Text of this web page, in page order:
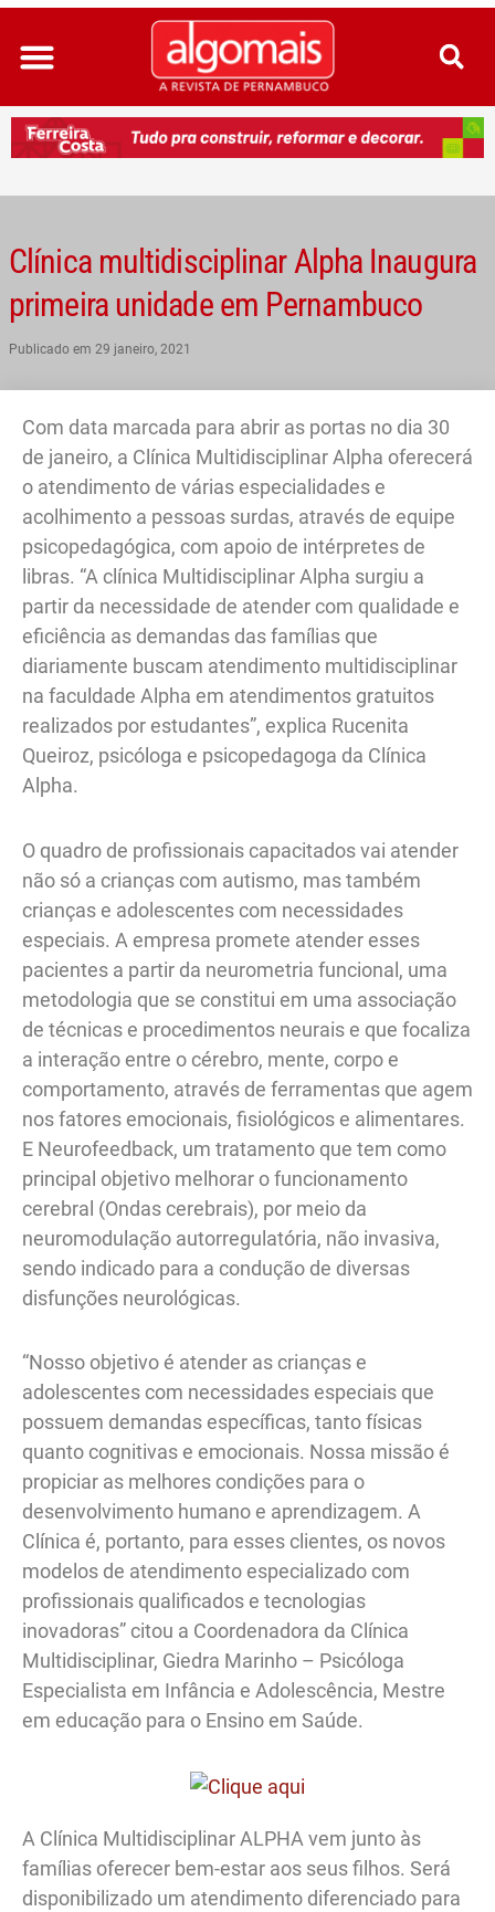
Ir
para
conteúdo
Clínica multidisciplinar Alpha Inaugura
primeira unidade em Pernambuco
Publicado em 29 janeiro, 2021
Com data marcada para abrir as portas no dia 30
de janeiro, a Clínica Multidisciplinar Alpha oferecerá
o atendimento de várias especialidades e
acolhimento a pessoas surdas, através de equipe
psicopedagógica, com apoio de intérpretes de
libras. “A clínica Multidisciplinar Alpha surgiu a
partir da necessidade de atender com qualidade e
eficiência as demandas das famílias que
diariamente buscam atendimento multidisciplinar
na faculdade Alpha em atendimentos gratuitos
realizados por estudantes”, explica Rucenita
Queiroz, psicóloga e psicopedagoga da Clínica
Alpha.
O quadro de profissionais capacitados vai atender
não só a crianças com autismo, mas também
crianças e adolescentes com necessidades
especiais. A empresa promete atender esses
pacientes a partir da neurometria funcional, uma
metodologia que se constitui em uma associação
de técnicas e procedimentos neurais e que focaliza
a interação entre o cérebro, mente, corpo e
comportamento, através de ferramentas que agem
nos fatores emocionais, fisiológicos e alimentares.
E Neurofeedback, um tratamento que tem como
principal objetivo melhorar o funcionamento
cerebral (Ondas cerebrais), por meio da
neuromodulação autorregulatória, não invasiva,
sendo indicado para a condução de diversas
disfunções neurológicas.
“Nosso objetivo é atender as crianças e
adolescentes com necessidades especiais que
possuem demandas específicas, tanto físicas
quanto cognitivas e emocionais. Nossa missão é
propiciar as melhores condições para o
desenvolvimento humano e aprendizagem. A
Clínica é, portanto, para esses clientes, os novos
modelos de atendimento especializado com
profissionais qualificados e tecnologias
inovadoras” citou a Coordenadora da Clínica
Multidisciplinar, Giedra Marinho – Psicóloga
Especialista em Infância e Adolescência, Mestre
em educação para o Ensino em Saúde.
A Clínica Multidisciplinar ALPHA vem junto às
famílias oferecer bem-estar aos seus filhos. Será
disponibilizado um atendimento diferenciado para